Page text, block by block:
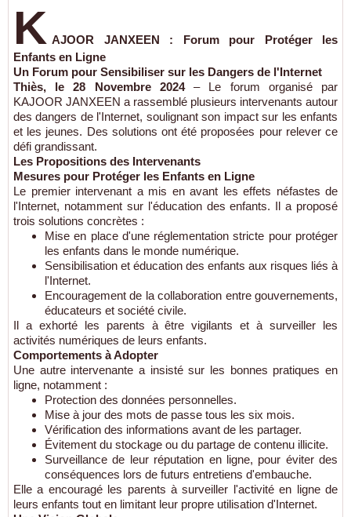
K AJOOR JANXEEN : Forum pour Protéger les
Enfants en Ligne
Un Forum pour Sensibiliser sur les Dangers de l'Internet
Thiès, le 28 Novembre 2024– Le forum organisé par
KAJOOR JANXEEN a rassemblé plusieurs intervenants autour
des dangers de l'Internet, soulignant son impact sur les enfants
et les jeunes. Des solutions ont été proposées pour relever ce
défi grandissant.
Les Propositions des Intervenants
Mesures pour Protéger les Enfants en Ligne
Le premier intervenant a mis en avant les effets néfastes de
l'Internet, notamment sur l'éducation des enfants. Il a proposé
trois solutions concrètes :
Mise en place d'une réglementation stricte pour protéger
les enfants dans le monde numérique.
Sensibilisation et éducation des enfants aux risques liés à
l'Internet.
Encouragement de la collaboration entre gouvernements,
éducateurs et société civile.
Il a exhorté les parents à être vigilants et à surveiller les
activités numériques de leurs enfants.
Comportements à Adopter
Une autre intervenante a insisté sur les bonnes pratiques en
ligne, notamment :
Protection des données personnelles.
Mise à jour des mots de passe tous les six mois.
Vérification des informations avant de les partager.
Évitement du stockage ou du partage de contenu illicite.
Surveillance de leur réputation en ligne, pour éviter des
conséquences lors de futurs entretiens d'embauche.
Elle a encouragé les parents à surveiller l'activité en ligne de
leurs enfants tout en limitant leur propre utilisation d'Internet.